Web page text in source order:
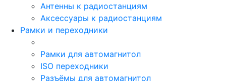
Антенны к радиостанциям
Аксессуары к радиостанциям
Рамки и переходники
Рамки для автомагнитол
ISO переходники
Разъёмы для автомагнитол